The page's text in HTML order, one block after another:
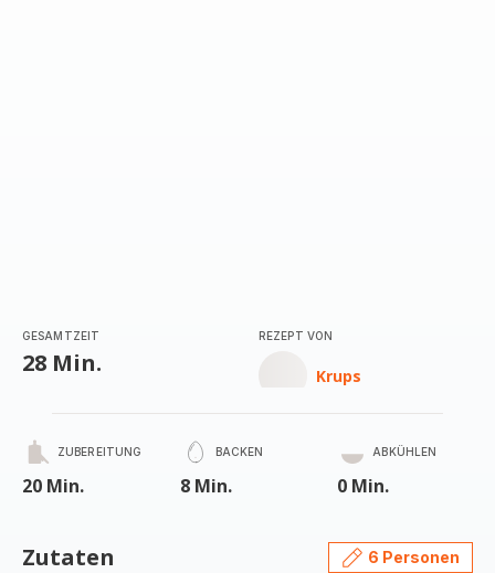
GESAMTZEIT
28 Min.
REZEPT VON
Krups
ZUBEREITUNG
20 Min.
BACKEN
8 Min.
ABKÜHLEN
0 Min.
Zutaten 6 Personen